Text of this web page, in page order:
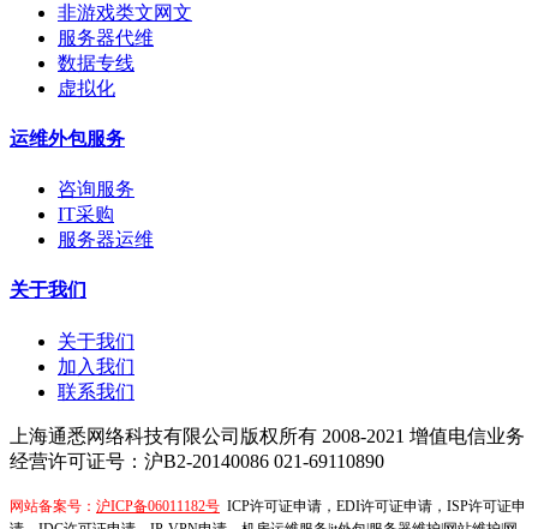
非游戏类文网文
服务器代维
数据专线
虚拟化
运维外包服务
咨询服务
IT采购
服务器运维
关于我们
关于我们
加入我们
联系我们
上海通悉网络科技有限公司版权所有 2008-2021 增值电信业务
经营许可证号：沪B2-20140086 021-69110890
网站备案号： 沪ICP备06011182号 ICP许可证申请，EDI许可证申请，ISP许可证申